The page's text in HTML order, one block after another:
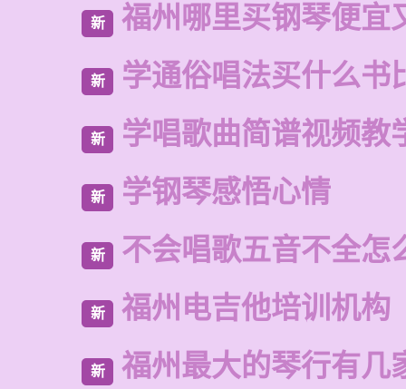
新 福州哪里买钢琴便宜
新 学通俗唱法买什么书
新 学唱歌曲简谱视频教
新 学钢琴感悟心情
新 不会唱歌五音不全怎
新 福州电吉他培训机构
新 福州最大的琴行有几